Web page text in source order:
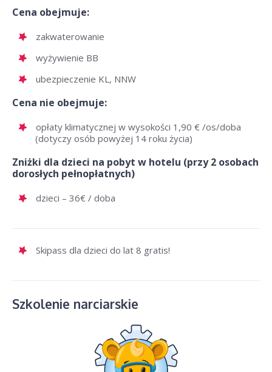
Cena obejmuje:
zakwaterowanie
wyżywienie BB
ubezpieczenie KL, NNW
Cena nie obejmuje:
opłaty klimatycznej w wysokości 1,90 € /os/doba
(dotyczy osób powyżej 14 roku życia)
Zniżki dla dzieci na pobyt w hotelu (przy 2 osobach
dorosłych pełnopłatnych)
dzieci – 36€ / doba
Skipass dla dzieci do lat 8 gratis!
Szkolenie narciarskie